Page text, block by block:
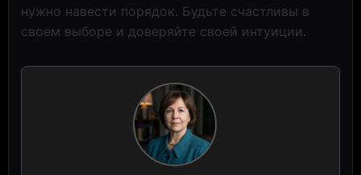
нужно навести порядок. Будьте счастливы в
своем выборе и доверяйте своей интуиции.